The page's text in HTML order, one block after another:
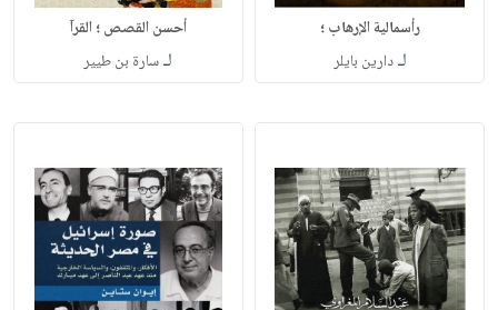
رأسمالية الإرهاب ؛
لـدارين بايلر
أحسن القصص ؛ القرآ
لـسارة بن طيير